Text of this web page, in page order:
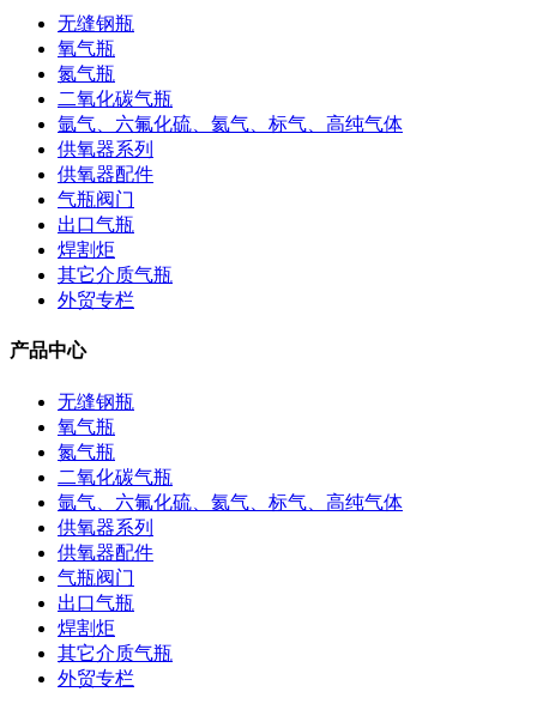
无缝钢瓶
氧气瓶
氮气瓶
二氧化碳气瓶
氩气、六氟化硫、氦气、标气、高纯气体
供氧器系列
供氧器配件
气瓶阀门
出口气瓶
焊割炬
其它介质气瓶
外贸专栏
产品中心
无缝钢瓶
氧气瓶
氮气瓶
二氧化碳气瓶
氩气、六氟化硫、氦气、标气、高纯气体
供氧器系列
供氧器配件
气瓶阀门
出口气瓶
焊割炬
其它介质气瓶
外贸专栏